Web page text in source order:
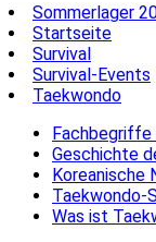
Sommerlager
Startseite
Survival
Survival-Events
Taekwondo
Fachbegriffe
Geschichte
Koreanische
Taekwondo-
Was ist